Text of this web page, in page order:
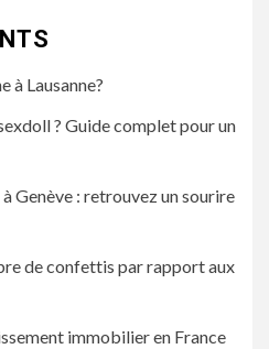
à Lausanne?
? Guide complet pour un
Genève : retrouvez un sourire
de confettis par rapport aux
immobilier en France